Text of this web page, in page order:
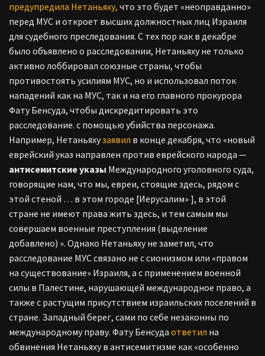
предупредила Нетаньяху, что это будет «неоправданно»
перед МУС и откроет высших должностных лиц Израиля
для судебного преследования. С тех пор как в декабре
было объявлено о расследовании, Нетаньяху не только
активно лоббировал союзные страны, чтобы
противостоять усилиям МУС, но и использовал поток
нападений как на МУС, так и на его главного прокурора
Фату Бенсуда, чтобы дискредитировать это
расследование. с помощью убийства персонажа.
Например, Нетаньяхузаявил в конце декабря, что «новый
еврейский указ направлен против еврейского народа —
антисемитские указы Международного уголовного суда,
говорящие нам, что мы, евреи, стоящие здесь, рядом с
этой стеной … в этом городе [Иерусалим» ], в этой
стране не имеют права жить здесь, и тем самым мы
совершаем военные преступления (выделение
добавлено) ». Однако Нетаньяху не заметил, что
расследование МУС связано не с сионизмом или «правом
на существование» Израиля, а с применением военной
силы в Палестине, нарушающей международное право, а
также с растущим присутствием израильских поселений в
стране. Западный берег, сами по себе незаконны по
международному праву. Фату Бенсуда ответил на
обвинения Нетаньяху в антисемитизме как «особенно